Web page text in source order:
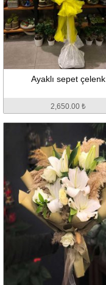
Ayaklı sepet çelenk
2,650.00 ₺